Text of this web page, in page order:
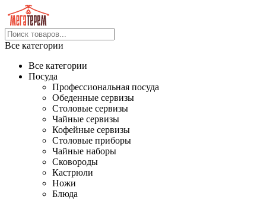
Все категории
Все категории
Посуда
Профессиональная посуда
Обеденные сервизы
Столовые сервизы
Чайные сервизы
Кофейные сервизы
Столовые приборы
Чайные наборы
Сковороды
Кастрюли
Ножи
Блюда